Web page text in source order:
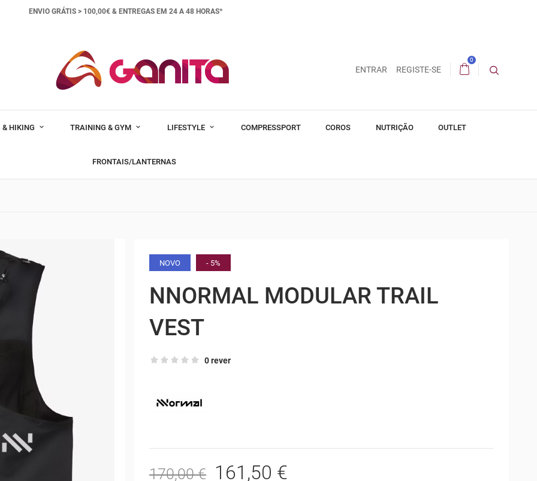
ENVIO GRÁTIS > 100,00€ & ENTREGAS EM 24 A 48 HORAS*
ENTRAR REGISTE-SE
0
& HIKING TRAINING & GYM LIFESTYLE COMPRESSPORT COROS NUTRIÇÃO OUTLET
FRONTAIS/LANTERNAS
NOVO - 5%
NNORMAL MODULAR TRAIL
VEST
0 rever
170,00 € 161,50 €